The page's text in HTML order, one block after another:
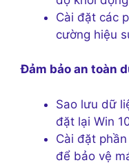
Cài đặt các
cường hiệu
Đảm bảo an toàn
Sao lưu dữ
đặt lại Win
Cài đặt
để bảo vệ